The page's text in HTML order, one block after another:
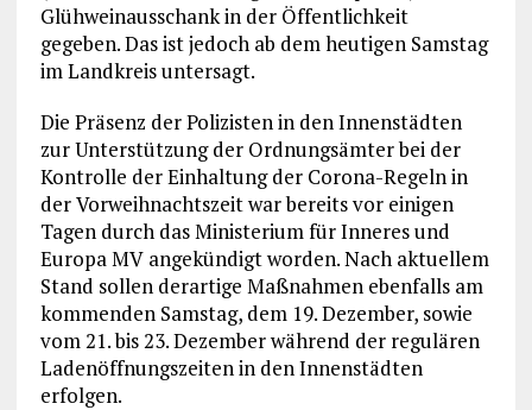
Glühweinausschank in der Öffentlichkeit
gegeben. Das ist jedoch ab dem heutigen Samstag
im Landkreis untersagt.
Die Präsenz der Polizisten in den Innenstädten
zur Unterstützung der Ordnungsämter bei der
Kontrolle der Einhaltung der Corona-Regeln in
der Vorweihnachtszeit war bereits vor einigen
Tagen durch das Ministerium für Inneres und
Europa MV angekündigt worden. Nach aktuellem
Stand sollen derartige Maßnahmen ebenfalls am
kommenden Samstag, dem 19. Dezember, sowie
vom 21. bis 23. Dezember während der regulären
Ladenöffnungszeiten in den Innenstädten
erfolgen.